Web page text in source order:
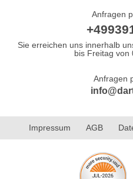
Anfragen
Sie erreichen uns innerhalb
bis Freitag von
Anfragen
Impressum AGB